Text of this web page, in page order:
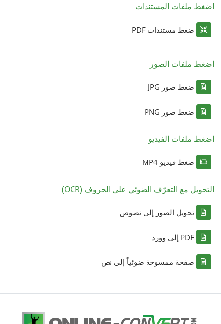
اضغط ملفات المستندات
ضغط مستندات PDF
اضغط ملفات الصور
ضغط صور JPG
ضغط صور PNG
اضغط ملفات الفيديو
ضغط فيديو MP4
التحويل مع التعرّف الضوئي على الحروف (OCR)
تحويل الصور إلى نصوص
PDF إلى وورد
صفحة ممسوحة ضوئياً إلى نص